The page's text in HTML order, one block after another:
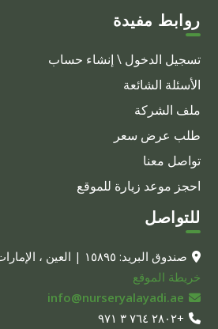
روابط مفيدة
تسجيل الدخول \ إنشاء حساب
الأسئلة الشائعة
ملف الشركة
طلب عرض سعر
تواصل معنا
احجز موعد زيارة للموقع
للتواصل
صندوق البريد: ١٥٨٩٥ | العين ، الإمارات العربية المتحدة
خريطة الموقع
info@nurseryalayadi.ae
+٢٨٠٢ ٧٦٤ ٣ ٩٧١